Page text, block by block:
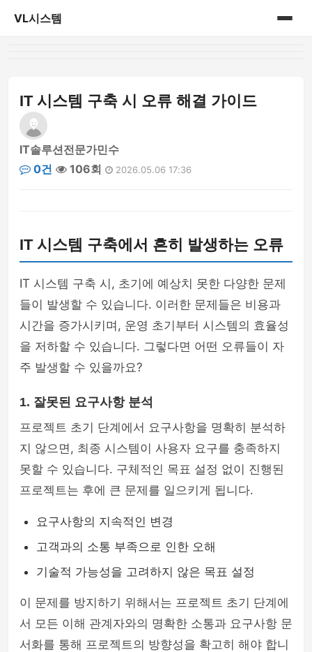
VL시스템
IT 시스템 구축 시 오류 해결 가이드
IT솔루션전문가민수
0건
106회 2026.05.06 17:36
IT 시스템 구축에서 흔히 발생하는 오류
IT 시스템 구축 시, 초기에 예상치 못한 다양한 문제
들이 발생할 수 있습니다. 이러한 문제들은 비용과
시간을 증가시키며, 운영 초기부터 시스템의 효율성
을 저하할 수 있습니다. 그렇다면 어떤 오류들이 자
주 발생할 수 있을까요?
1. 잘못된 요구사항 분석
프로젝트 초기 단계에서 요구사항을 명확히 분석하
지 않으면, 최종 시스템이 사용자 요구를 충족하지
못할 수 있습니다. 구체적인 목표 설정 없이 진행된
프로젝트는 후에 큰 문제를 일으키게 됩니다.
요구사항의 지속적인 변경
고객과의 소통 부족으로 인한 오해
기술적 가능성을 고려하지 않은 목표 설정
이 문제를 방지하기 위해서는 프로젝트 초기 단계에
서 모든 이해 관계자와의 명확한 소통과 요구사항 문
서화를 통해 프로젝트의 방향성을 확고히 해야 합니